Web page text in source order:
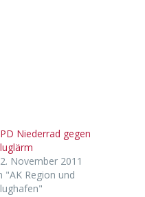
Niederrad gegen
November 2011
"AK Region und